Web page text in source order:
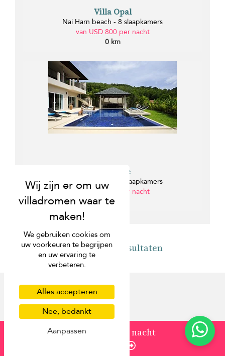
van
/ nacht
Villa Opal
Nai Harn beach - 8 slaapkamers
van USD 800 per nacht
0 km
Villa Jade
Nai Harn beach - 7 slaapkamers
van USD 700 per nacht
0 km
Terug naar resultaten
Ontdek
We gebruiken cookies om
uw voorkeuren te begrijpen
en uw ervaring te
verbeteren.
Alles accepteren
Nee, bedankt
Aanpassen